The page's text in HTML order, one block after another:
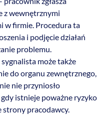
z wewnętrznymi
w firmie. Procedura ta
i podjęcie działań
problemu.
może także
do organu zewnętrznego,
nie przyniosło
istnieje poważne ryzyko
strony pracodawcy.